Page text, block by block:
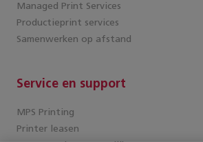
Managed Print Services
Productieprint services
Samenwerken op afstand
Service en support
MPS Printing
Printer leasen